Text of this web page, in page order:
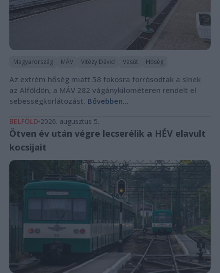
Magyarország MÁV Vitézy Dávid Vasút Hőség
Az extrém hőség miatt 58 fokosra forrósodtak a sínek
az Alföldön, a MÁV 282 vágánykilométeren rendelt el
sebességkorlátozást. Bővebben...
BELFÖLD 2026. augusztus 5.
Ötven év után végre lecserélik a HÉV elavult
kocsijait